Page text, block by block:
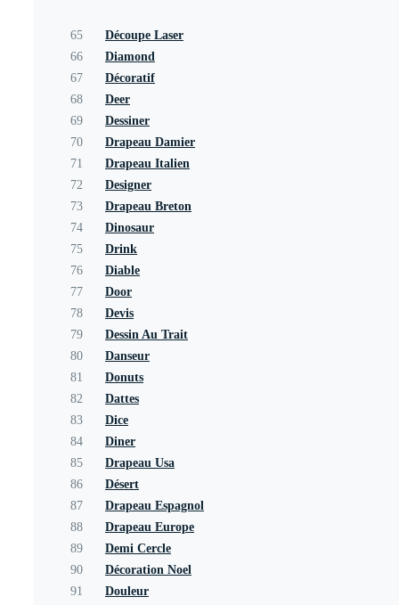
65
Découpe Laser
66
Diamond
67
Décoratif
68
Deer
69
Dessiner
70
Drapeau Damier
71
Drapeau Italien
72
Designer
73
Drapeau Breton
74
Dinosaur
75
Drink
76
Diable
77
Door
78
Devis
79
Dessin Au Trait
80
Danseur
81
Donuts
82
Dattes
83
Dice
84
Diner
85
Drapeau Usa
86
Désert
87
Drapeau Espagnol
88
Drapeau Europe
89
Demi Cercle
90
Décoration Noel
91
Douleur